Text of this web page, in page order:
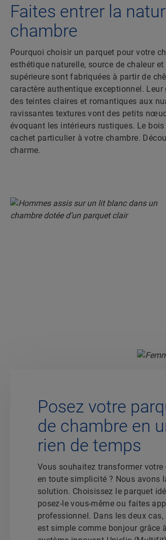
Faites entrer la
chambre
Pourquoi choisir un parquet pour votre
esthétique naturelle, source de chaleur
supérieure sont fabriquées à partir de
caractère authentique exceptionnel.
des teintes claires et romantiques aux
ravissantes textures vont des petits
évoquant les intérieurs rustiques. Le
cachet particulier à votre chambre.
charme.
Posez votre
de chambre en
rien de temps
Vous souhaitez transformer votre
en toute simplicité ? Nous avons
solution. Choisissez le parquet
posez-le vous-même ou faites
professionnel. Dans les deux cas,
est simple comme bonjour grâce